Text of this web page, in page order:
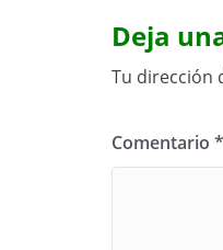
Deja
Tu dirección
Comentario *